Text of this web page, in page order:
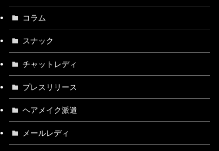
コラム
スナック
チャットレディ
プレスリリース
ヘアメイク派遣
メールレディ